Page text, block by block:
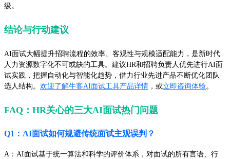
级。
结论与行动建议
AI面试大幅提升招聘流程的效率、客观性与规模适配能力，是新时代
人力资源数字化不可或缺的工具。建议HR和招聘负责人优先进行AI面
试实践，把握自动化与智能化趋势，借力行业先进产品不断优化团队
选人结构。 欢迎了解牛客AI面试工具产品详情 ，或立即咨询体验。
FAQ：HR关心的三大AI面试热门问题
Q1：AI面试如何规避传统面试主观误判？
A：AI面试基于统一算法和科学的评价体系，对面试的所有言语、行